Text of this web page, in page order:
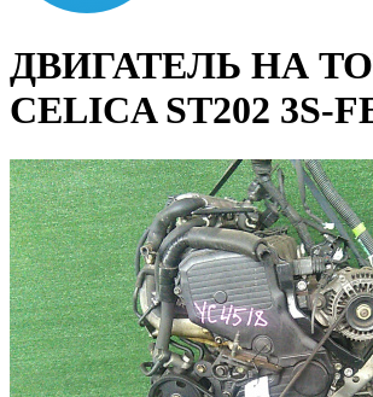
ДВИГАТЕЛЬ НА
CELICA ST202 3S-